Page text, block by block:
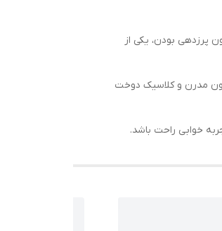
پرزدهی بودن، یکی از
مدرن و کلاسیک دوخت
خوابی راحت باشد.